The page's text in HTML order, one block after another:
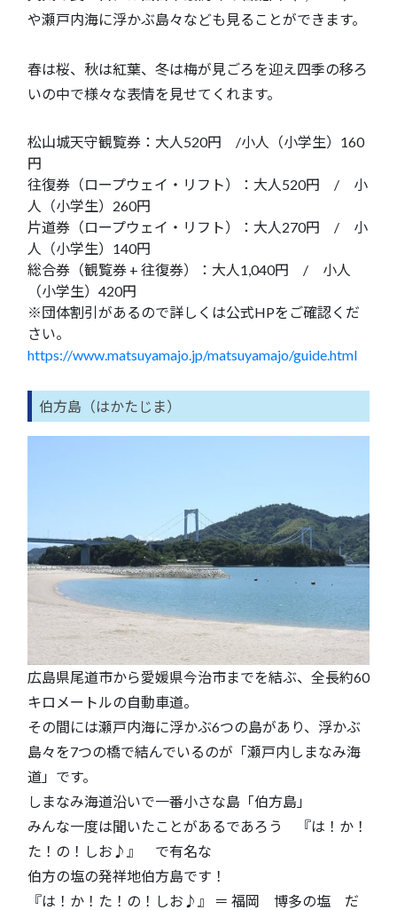
や瀬戸内海に浮かぶ島々なども見ることができます。
春は桜、秋は紅葉、冬は梅が見ごろを迎え四季の移ろ
いの中で様々な表情を見せてくれます。
松山城天守観覧券：大人520円 /小人（小学生）160
円
往復券（ロープウェイ・リフト）：大人520円 / 小
人（小学生）260円
片道券（ロープウェイ・リフト）：大人270円 / 小
人（小学生）140円
総合券（観覧券 + 往復券）：大人1,040円 / 小人
（小学生）420円
※団体割引があるので詳しくは公式HPをご確認くだ
さい。
https://www.matsuyamajo.jp/matsuyamajo/guide.html
伯方島（はかたじま）
広島県尾道市から愛媛県今治市までを結ぶ、全長約60
キロメートルの自動車道。
その間には瀬戸内海に浮かぶ6つの島があり、浮かぶ
島々を7つの橋で結んでいるのが「瀬戸内しまなみ海
道」です。
しまなみ海道沿いで一番小さな島「伯方島」
みんな一度は聞いたことがあるであろう 『は！か！
た！の！しお♪』 で有名な
伯方の塩の発祥地伯方島です！
『は！か！た！の！しお♪』 ＝ 福岡 博多の塩 だ